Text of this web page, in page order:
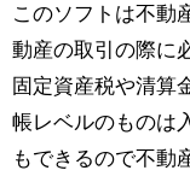
このソフトは不動
動産の取引の際に
固定資産税や清算
帳レベルのものは
もできるので不動